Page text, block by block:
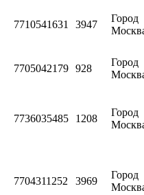
7710541631 3947
Город
7705042179 928
Город
7736035485 1208
Город
7704311252 3969
Город